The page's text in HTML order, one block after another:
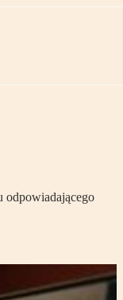
odpowiadającego